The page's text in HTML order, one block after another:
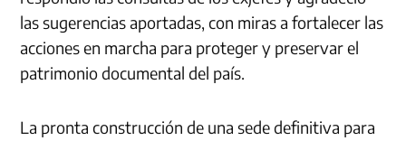
las sugerencias aportadas, con miras a fortalecer las
acciones en marcha para proteger y preservar el
patrimonio documental del país.
La pronta construcción de una sede definitiva para